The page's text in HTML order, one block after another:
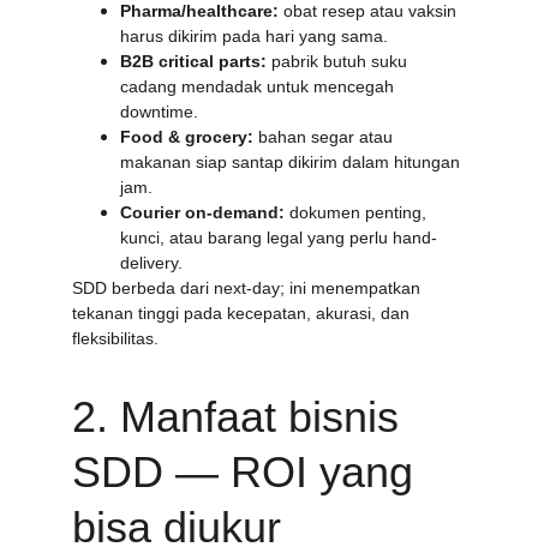
Pharma/healthcare: obat resep atau vaksin
harus dikirim pada hari yang sama.
B2B critical parts: pabrik butuh suku
cadang mendadak untuk mencegah
downtime.
Food & grocery: bahan segar atau
makanan siap santap dikirim dalam hitungan
jam.
Courier on-demand: dokumen penting,
kunci, atau barang legal yang perlu hand-
delivery.
SDD berbeda dari next-day; ini menempatkan
tekanan tinggi pada kecepatan, akurasi, dan
fleksibilitas.
2. Manfaat bisnis
SDD — ROI yang
bisa diukur